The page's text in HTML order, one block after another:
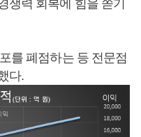
쟁력 회복에 힘을 쏟기
를 폐점하는 등 전문점
다.